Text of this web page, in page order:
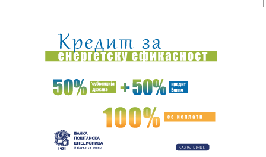
16:40:Potpuni haos posle zemljotresa: Zgrade sravnjene,
građani golim ...
16:40:ANS: "Zaustavimo politiku mržnje pre nego što neko
postane žrt...
Nišville 2026: Novi učesnici glavnog programa
16:35:Италија затвара плаже и купалишта ...